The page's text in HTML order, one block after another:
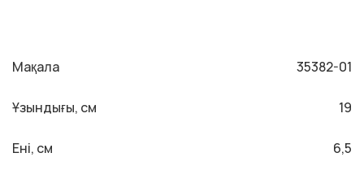
Мақала 35382-01
Ұзындығы, см 19
Ені, см 6,5